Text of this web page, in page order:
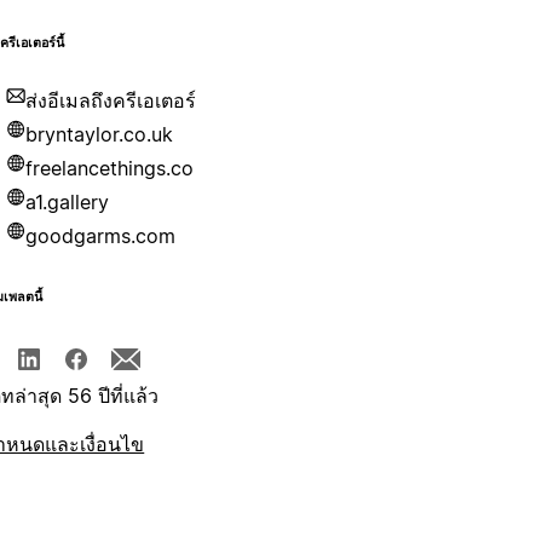
รีเอเตอร์นี้
ส่งอีเมลถึงครีเอเตอร์
bryntaylor.co.uk
freelancethings.co
a1.gallery
goodgarms.com
เพลตนี้
ทล่าสุด 56 ปีที่แล้ว
นดและเงื่อนไข